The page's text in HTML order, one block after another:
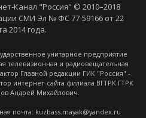
Канал "Россия" © 2010–2018
СМИ Эл № ФС 77-59166 от 22
2014 года.
унитарное предприятие
телевизионная и радиовещательная
Главной редакции ГИК "Россия" -
интернет-сайта филиала ВГТРК ГТРК
Андрей Михайлович.
почта: kuzbass.mayak@yandex.ru